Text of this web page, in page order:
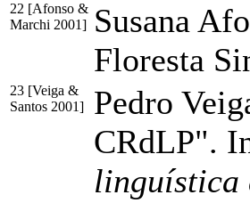
22 [Afonso &
Marchi 2001] Susana
Floresta
23 [Veiga &
Santos 2001]
Pedro
CRdLP".
linguística